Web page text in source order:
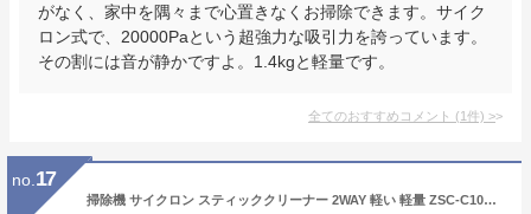
がなく、家中を隅々まで心置きなくお掃除できます。サイク
ロン式で、20000Paという超強力な吸引力を誇っています。
その割には音が静かですよ。1.4kgと軽量です。
全てのおすすめコメント (1件) >
no. 17
掃除機 サイクロン スティッククリーナー 2WAY 軽い 軽量 ZSC-C1000(W) 紙パック不要 スティック掃除機 サイクロン掃除機 サイクロンクリーナー ハンディクリーナー ハンドクリーナー 【送料無料】 山善/YAMAZEN/ヤマゼン